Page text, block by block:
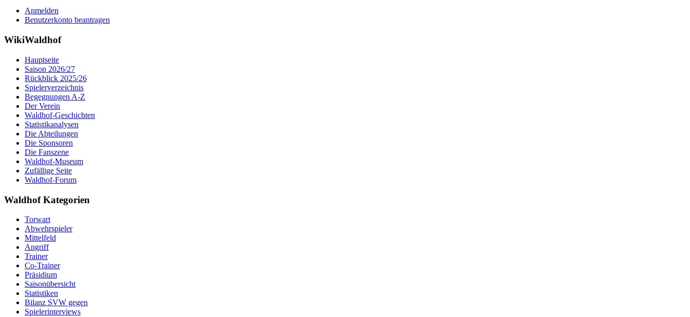
Anmelden
Benutzerkonto beantragen
WikiWaldhof
Hauptseite
Saison 2026/27
Rückblick 2025/26
Spielerverzeichnis
Begegnungen A-Z
Der Verein
Waldhof-Geschichten
Statistikanalysen
Die Abteilungen
Die Sponsoren
Die Fanszene
Waldhof-Museum
Zufällige Seite
Waldhof-Forum
Waldhof Kategorien
Torwart
Abwehrspieler
Mittelfeld
Angriff
Trainer
Co-Trainer
Präsidium
Saisonübersicht
Statistiken
Bilanz SVW gegen
Spielerinterviews